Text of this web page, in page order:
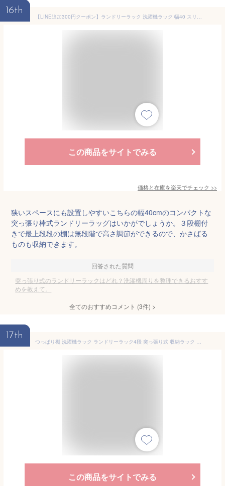
16th
【LINE追加300円クーポン】ランドリーラック 洗濯機ラック 幅40 スリム 収納棚 突っ張り ラダー はしご 棚3段 防水パン対応 隙間 すき間 収納ラック 棚可動 木目 大理石柄 突っ張りウォールラック ランドリー収納 エコー
この商品をサイトでみる
価格と在庫を楽天でチェック >>
狭いスペースにも設置しやすいこちらの幅40cmのコンパクトな
突っ張り棒式ランドリーラッグはいかがでしょうか。３段棚付
きで最上段段の棚は無段階で高さ調節ができるので、かさばる
ものも収納できます。
回答された質問
突っ張り式のランドリーラックはどれ？洗濯機周りを整理できるおすす
めを教えて。
全てのおすすめコメント (3件) >
17th
つっぱり棚 洗濯機ラック ランドリーラック4段 突っ張り式 収納ラック 横幅伸縮式 ランドリー収納 ステンレス 段差があっても設置できる 耐荷重20kg 簡単設置 省スペース (ブラック)
この商品をサイトでみる